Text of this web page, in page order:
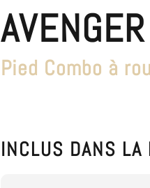
Pied Combo à
INCLUS DANS LA